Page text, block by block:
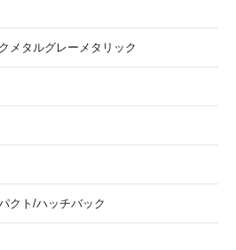
メタルグレーメタリック
クト/ハッチバック